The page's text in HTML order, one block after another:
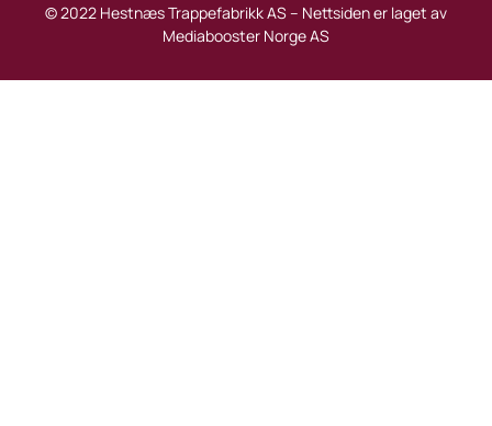
© 2022 Hestnæs Trappefabrikk AS – Nettsiden er laget av
Mediabooster Norge AS